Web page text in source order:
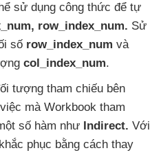
sử dụng công thức để tự
, row_index_num. Sử
số row_index_num và
col_index_num.
tượng tham chiếu bên
mà Workbook tham
số hàm như Indirect. Với
phục bằng cách thay